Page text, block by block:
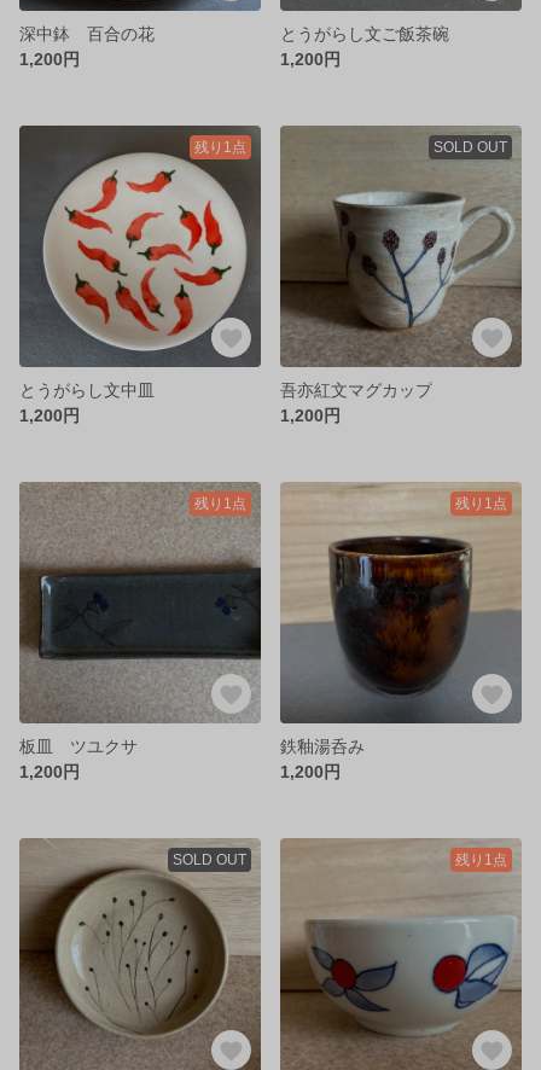
深中鉢 百合の花
1,200円
とうがらし文ご飯茶碗
1,200円
残り1点
とうがらし文中皿
1,200円
SOLD OUT
吾亦紅文マグカップ
1,200円
残り1点
板皿 ツユクサ
1,200円
残り1点
鉄釉湯呑み
1,200円
SOLD OUT 残り1点